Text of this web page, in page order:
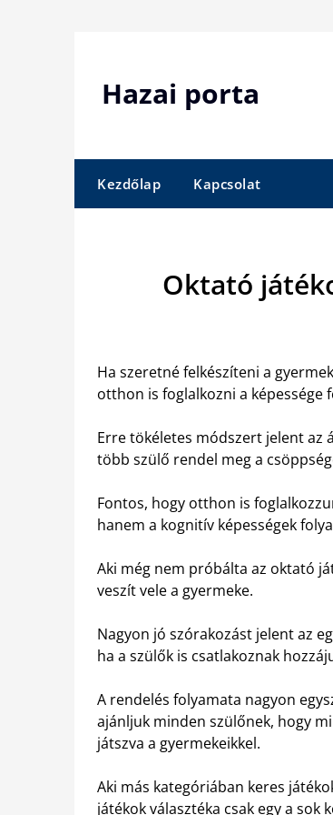
Hazai porta
Kezdőlap Kapcsolat
Oktató
Ha szeretné felkészíteni a
otthon is foglalkozni a képessége
Erre tökéletes módszert jelent az
több szülő rendel meg a
Fontos, hogy otthon is
hanem a kognitív képességek
Aki még nem próbálta az oktató
veszít vele a gyermeke.
Nagyon jó szórakozást jelent az
ha a szülők is csatlakoznak
A rendelés folyamata nagyon
ajánljuk minden szülőnek, hogy
játszva a gyermekeikkel.
Aki más kategóriában keres
játékok választéka csak egy a sok